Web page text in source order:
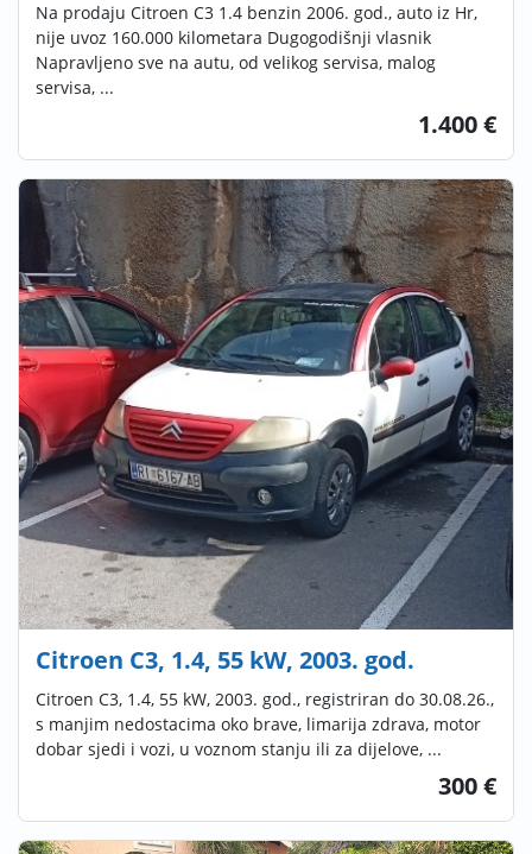
Na prodaju Citroen C3 1.4 benzin 2006. god., auto iz Hr,
nije uvoz 160.000 kilometara Dugogodišnji vlasnik
Napravljeno sve na autu, od velikog servisa, malog
servisa, ...
1.400 €
Citroen C3, 1.4, 55 kW, 2003. god.
Citroen C3, 1.4, 55 kW, 2003. god., registriran do 30.08.26.,
s manjim nedostacima oko brave, limarija zdrava, motor
dobar sjedi i vozi, u voznom stanju ili za dijelove, ...
300 €